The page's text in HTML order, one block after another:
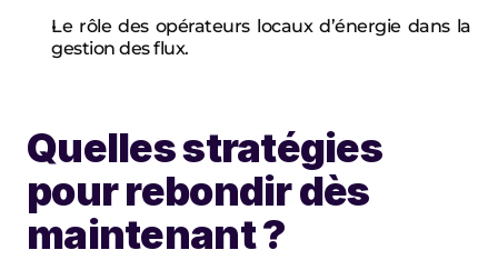
Le rôle des opérateurs locaux d’énergie dans la
gestion des flux.
Quelles stratégies
pour rebondir dès
maintenant ?